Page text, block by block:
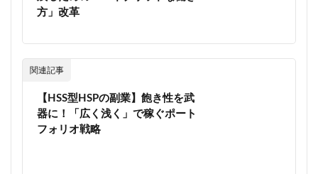
4.3
誰に
「あ
りが
う」
と言
われ
るの
方」改革
関連記事
【HSS型HSPの副業】飽き性を武
器に！「広く浅く」で稼ぐポート
フォリオ戦略